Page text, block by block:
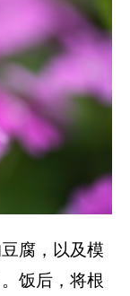
腐，以及模
饭后，将根